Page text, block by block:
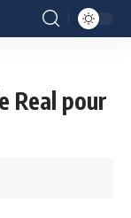
Real pour